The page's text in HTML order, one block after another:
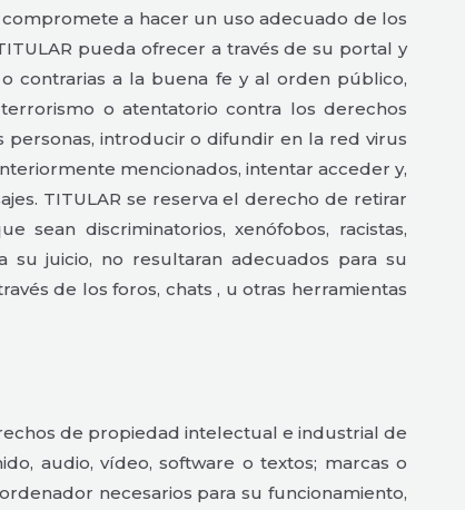
a hacer un uso adecuado de los
pueda ofrecer a través de su portal y
contrarias a la buena fe y al orden público,
o atentatorio contra los derechos
personas, introducir o difundir en la red virus
mencionados, intentar acceder y,
TITULAR se reserva el derecho de retirar
discriminatorios, xenófobos, racistas,
juicio, no resultaran adecuados para su
de los foros, chats , u otras herramientas
de propiedad intelectual e industrial de
audio, vídeo, software o textos; marcas o
necesarios para su funcionamiento,